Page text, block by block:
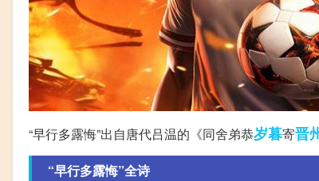
“早行多露悔”出自唐代吕温的《同舍弟恭岁暮寄晋
“早行多露悔”全诗